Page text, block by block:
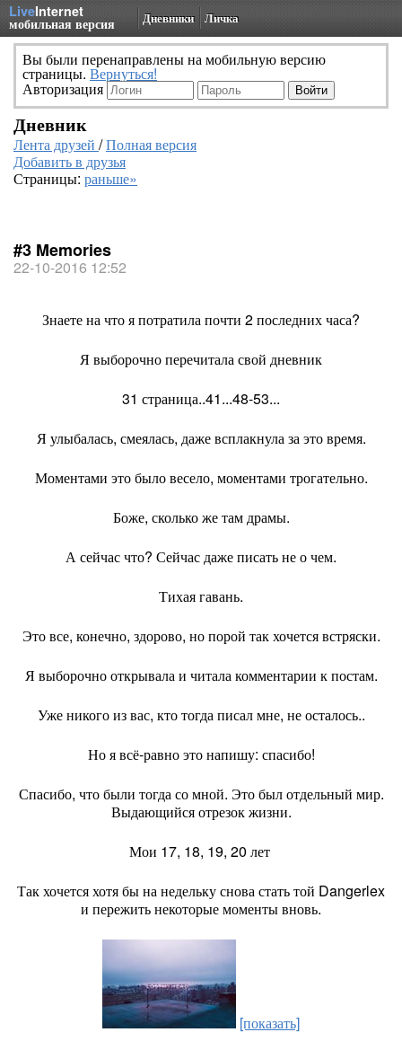
LiveInternet
мобильная версия Дневники Личка
Вы были перенаправлены на мобильную версию
страницы. Вернуться!
Авторизация
Дневник
Лента друзей /Полная версия
Добавить в друзья
Страницы: раньше»
#3 Memories
22-10-2016 12:52
Знаете на что я потратила почти 2 последних часа?
Я выборочно перечитала свой дневник
31 страница..41...48-53...
Я улыбалась, смеялась, даже всплакнула за это время.
Моментами это было весело, моментами трогательно.
Боже, сколько же там драмы.
А сейчас что? Сейчас даже писать не о чем.
Тихая гавань.
Это все, конечно, здорово, но порой так хочется встряски.
Я выборочно открывала и читала комментарии к постам.
Уже никого из вас, кто тогда писал мне, не осталось..
Но я всё-равно это напишу: спасибо!
Спасибо, что были тогда со мной. Это был отдельный мир.
Выдающийся отрезок жизни.
Мои 17, 18, 19, 20 лет
Так хочется хотя бы на недельку снова стать той Dangerlex
и пережить некоторые моменты вновь.
[показать]